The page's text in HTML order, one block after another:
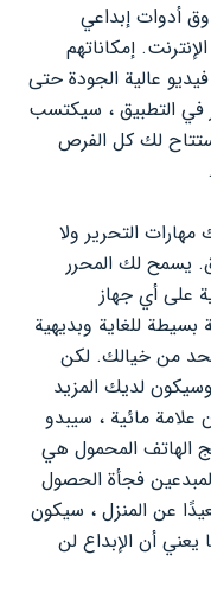
أدوات إبداعي
إمكاناتهم
عالية الجودة حتى
في التطبيق ، سيكتسب
لك كل الفرص
التحرير ولا
يسمح لك المحرر
على أي جهاز
للغاية وبديهية
من خيالك. لكن
وسيكون لديك المزيد
علامة مائية ، سيبدو
الهاتف المحمول هي
فجأة الحصول
عن المنزل ، سيكون
أن الإبداع لن